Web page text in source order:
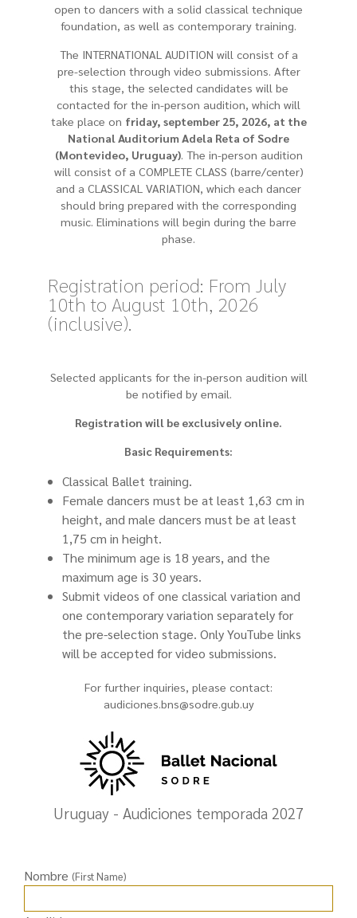
open to dancers with a solid classical technique
foundation, as well as contemporary training.
The INTERNATIONAL AUDITION will consist of a
pre-selection through video submissions. After
this stage, the selected candidates will be
contacted for the in-person audition, which will
take place on friday, september 25, 2026, at the
National Auditorium Adela Reta of Sodre
(Montevideo, Uruguay). The in-person audition
will consist of a COMPLETE CLASS (barre/center)
and a CLASSICAL VARIATION, which each dancer
should bring prepared with the corresponding
music. Eliminations will begin during the barre
phase.
Registration period: From July
10th to August 10th, 2026
(inclusive).
Selected applicants for the in-person audition will
be notified by email.
Registration will be exclusively online.
Basic Requirements:
Classical Ballet training.
Female dancers must be at least 1,63 cm in
height, and male dancers must be at least
1,75 cm in height.
The minimum age is 18 years, and the
maximum age is 30 years.
Submit videos of one classical variation and
one contemporary variation separately for
the pre-selection stage. Only YouTube links
will be accepted for video submissions.
For further inquiries, please contact:
audiciones.bns@sodre.gub.uy
Uruguay - Audiciones temporada 2027
Nombre (First Name)